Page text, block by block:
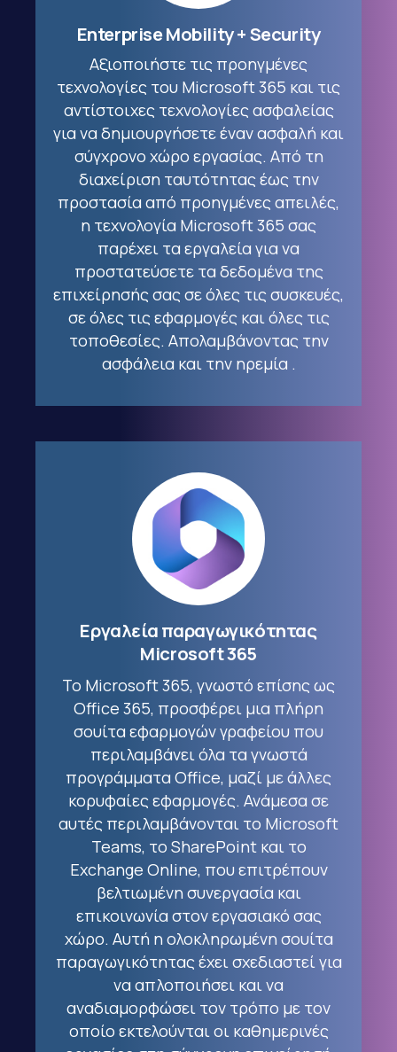
Enterprise Mobility + Security
Αξιοποιήστε τις προηγμένες
τεχνολογίες του Microsoft 365 και τις
αντίστοιχες τεχνολογίες ασφαλείας
για να δημιουργήσετε έναν ασφαλή και
σύγχρονο χώρο εργασίας. Από τη
διαχείριση ταυτότητας έως την
προστασία από προηγμένες απειλές,
η τεχνολογία Microsoft 365 σας
παρέχει τα εργαλεία για να
προστατεύσετε τα δεδομένα της
επιχείρησής σας σε όλες τις συσκευές,
σε όλες τις εφαρμογές και όλες τις
τοποθεσίες. Απολαμβάνοντας την
ασφάλεια και την ηρεμία .
Εργαλεία παραγωγικότητας
Microsoft 365
Το Microsoft 365, γνωστό επίσης ως
Office 365, προσφέρει μια πλήρη
σουίτα εφαρμογών γραφείου που
περιλαμβάνει όλα τα γνωστά
προγράμματα Office, μαζί με άλλες
κορυφαίες εφαρμογές. Ανάμεσα σε
αυτές περιλαμβάνονται το Microsoft
Teams, το SharePoint και το
Exchange Online, που επιτρέπουν
βελτιωμένη συνεργασία και
επικοινωνία στον εργασιακό σας
χώρο. Αυτή η ολοκληρωμένη σουίτα
παραγωγικότητας έχει σχεδιαστεί για
να απλοποιήσει και να
αναδιαμορφώσει τον τρόπο με τον
οποίο εκτελούνται οι καθημερινές